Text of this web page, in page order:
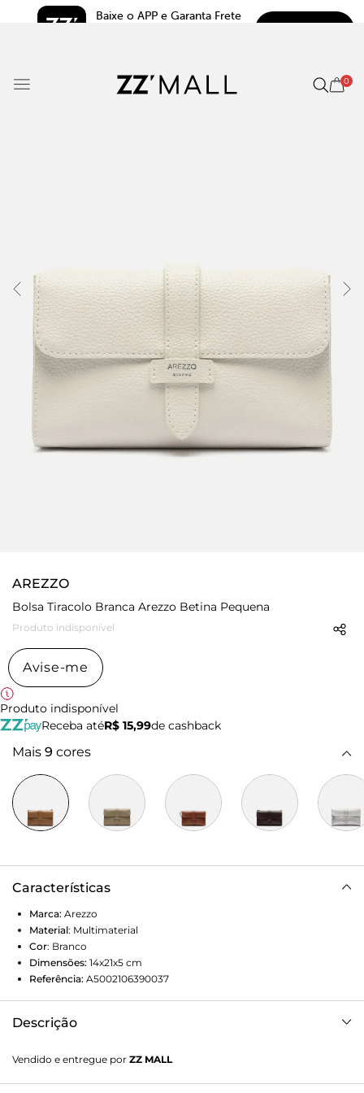
Baixe o APP e Garanta Frete
0
AREZZO
Bolsa Tiracolo Branca Arezzo Betina Pequena
Produto indisponível
Avise-me
Produto indisponível
Receba atéR$ 15,99de cashback
Mais 9 cores
Características
Marca: Arezzo
Material: Multimaterial
Cor: Branco
Dimensões: 14x21x5 cm
Referência: A5002106390037
Descrição
retangular, laterais arredondadas e acabamento
texturizado. Traz alça lateral fina e fecho em tampo frontal
Vendido e entregue por ZZ MALL